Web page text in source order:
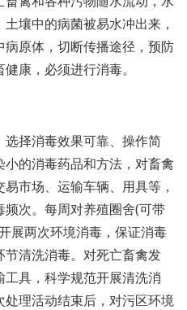
壤中的病菌被易水冲出来，
原体，切断传播途径，预防
康，必须进行消毒。
择消毒效果可靠、操作简
的消毒药品和方法，对畜禽
市场、运输车辆、用具等，
次。每周对养殖圈舍(可带
展两次环境消毒，保证消毒
清洗消毒。对死亡畜禽发
具，科学规范开展清洗消
理活动结束后，对污区环境